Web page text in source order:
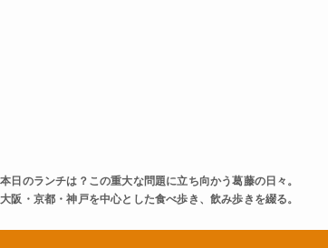
本日のランチは？この重大な問題に立ち向かう葛藤の日々。
大阪・京都・神戸を中心とした食べ歩き、飲み歩きを綴る。